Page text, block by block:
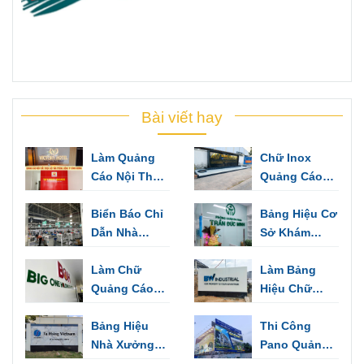
Bài viết hay
Làm Quảng
Cáo Nội Thất
Văn Phòng
Công Ty Bình
Chữ Inox
Quảng Cáo
Hiệu, Trang
Trí Văn Phòng
Biển Báo Chỉ
Dẫn Nhà
Cảnh Báo,
Chỉ Hướng
Bảng Hiệu Cơ
Sở Khám
Mẫu Thiết Kế
Sang Trọng
Làm Chữ
Quảng Cáo
Biển Tên Văn
Phòng
Làm Bảng
Hiệu Chữ
An
Bảng Hiệu
Nhà Xưởng
Thi Công
Pano Quảng